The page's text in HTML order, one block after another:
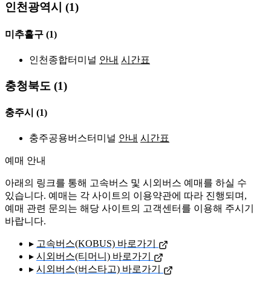
인천광역시 (1)
미추홀구 (1)
인천종합터미널 안내 시간표
충청북도 (1)
충주시 (1)
충주공용버스터미널 안내 시간표
예매 안내
아래의 링크를 통해 고속버스 및 시외버스 예매를 하실 수
있습니다. 예매는 각 사이트의 이용약관에 따라 진행되며,
예매 관련 문의는 해당 사이트의 고객센터를 이용해 주시기
바랍니다.
▸ 고속버스(KOBUS) 바로가기
▸ 시외버스(티머니) 바로가기
▸ 시외버스(버스타고) 바로가기